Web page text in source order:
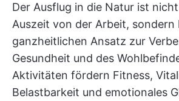
Der Ausflug in die Natur ist
Auszeit von der Arbeit, sondern
ganzheitlichen Ansatz zur
Gesundheit und des
Aktivitäten fördern Fitness,
Belastbarkeit und emotionales